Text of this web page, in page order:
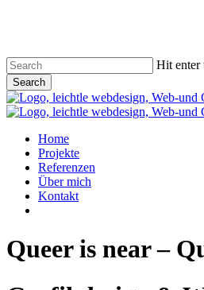
content
Hit enter
Search
Close
Search
Menu
Home
Projekte
Referenzen
Über mich
Kontakt
Queer is near –